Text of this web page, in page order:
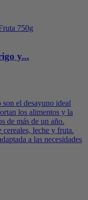
y...
el desayuno ideal
los alimentos y la
de más de un año.
cereales, leche y fruta.
a las necesidades